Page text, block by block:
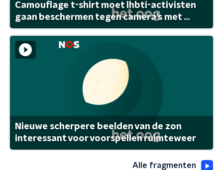
Camouflage t-shirt moet lhbti-activisten
gaan beschermen tegen camera's met ...
Nieuwe scherpere beelden van de zon
interessant voor voorspellen ruimteweer
Alle fragmenten